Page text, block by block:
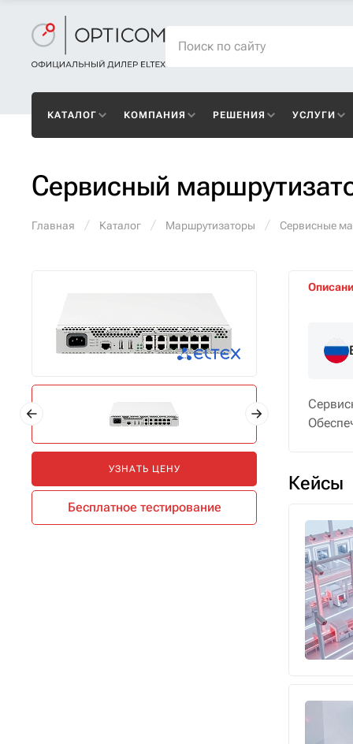
КАТАЛОГ КОМПАНИЯ РЕШЕНИЯ УСЛУГИ
Сервисный
Главная Каталог Маршрутизаторы Сервисные
УЗНАТЬ ЦЕНУ
Бесплатное тестирование
Кейсы